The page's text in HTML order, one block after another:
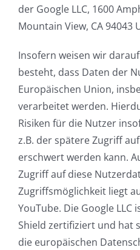
der Google LLC, 1600
Mountain View, CA 94043
Insofern weisen wir
besteht, dass Daten der
Europäischen Union,
verarbeitet werden.
Risiken für die Nutzer
z.B. der spätere Zugriff
erschwert werden kann.
Zugriff auf diese
Zugriffsmöglichkeit liegt
YouTube. Die Google LLC
Shield zertifiziert und hat
die europäischen